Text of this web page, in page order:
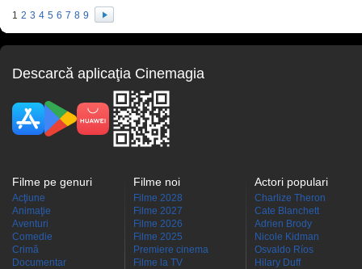
1 2 3 4 5 6 7 8 9
Descarcă aplicaţia Cinemagia
Filme pe genuri
Acţiune
Animaţie
Aventuri
Comedie
Crimă
Documentar
Filme noi
Filme 2028
Filme 2027
Filme 2026
Filme 2025
Premiere cinema
Filme la TV
Actori populari
Charlize Theron
Cate Blanchett
Adrien Brody
Nicole Kidman
Osvaldo Ríos
Hilary Duff